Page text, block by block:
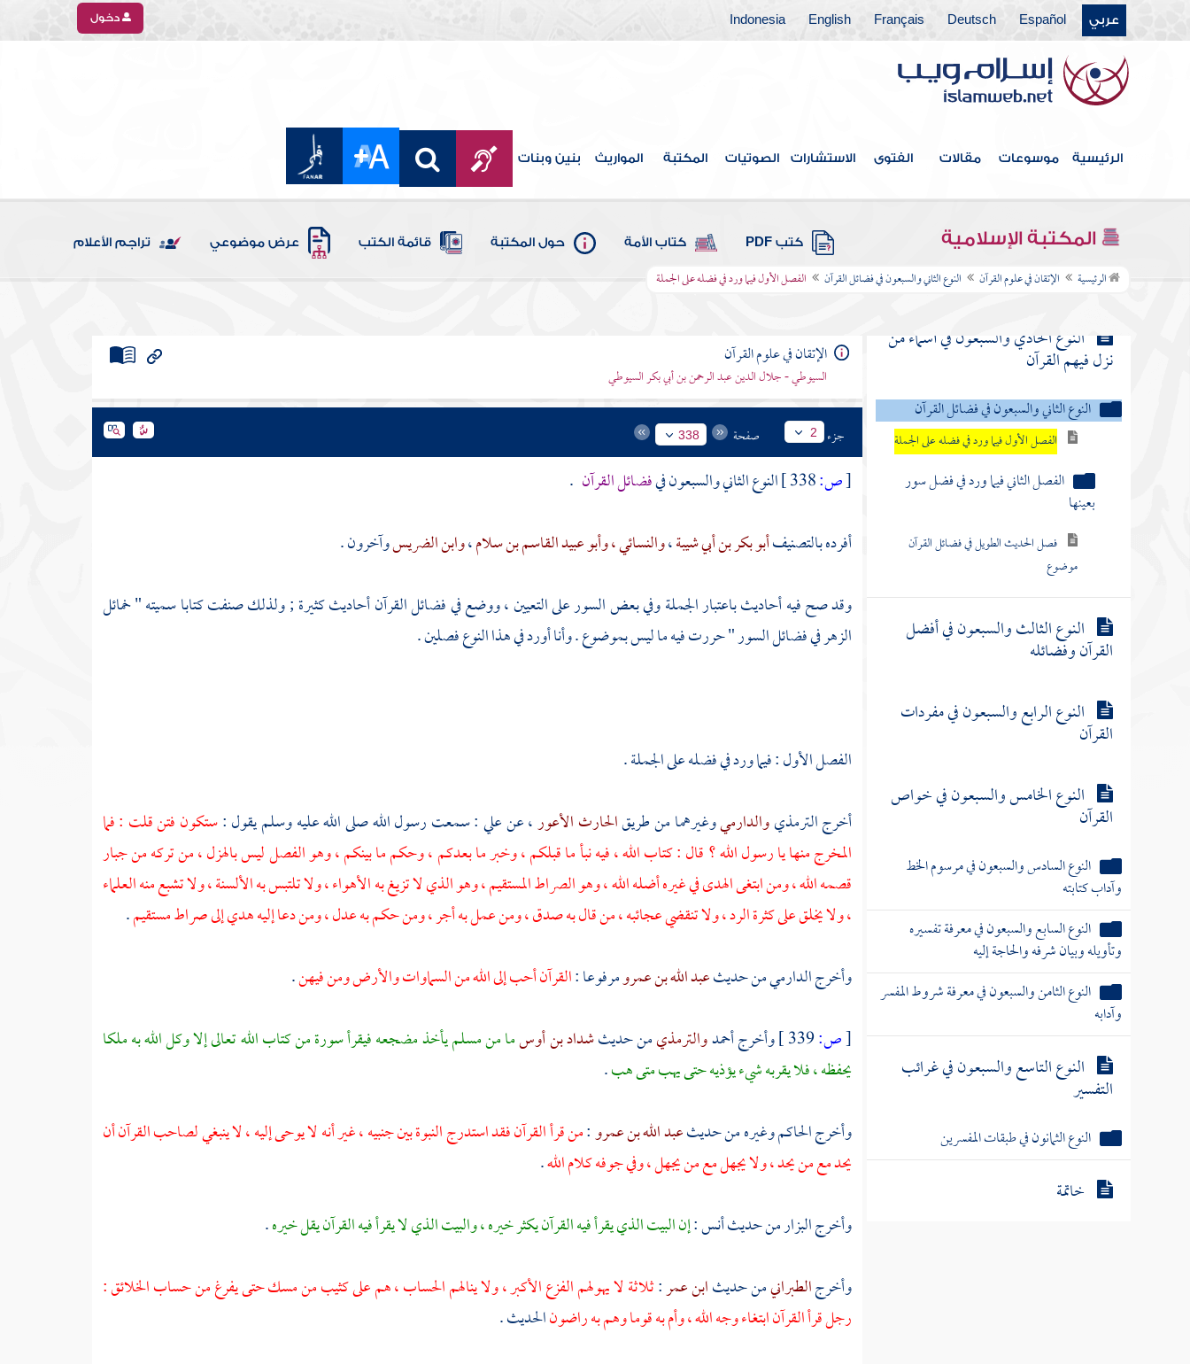
عربي Español
Deutsch
Français
English
Indonesia دخول
الرئيسية موسوعات مقالات الفتوى الاستشارات الصوتيات المكتبة المواريث بنين وبنات
المكتبة الإسلامية كتب PDF كتاب الأمة حول المكتبة قائمة الكتب عرض موضوعي تراجم الأعلام
الرئيسية الإتقان في علوم القرآن النوع الثاني والسبعون في فضائل القرآن الفصل الأول فيما ورد في فضله على الجملة
النوع السابع والستون في أقسام
القرآن
القرآن
القرآن من الأسماء والكنى والألقاب
النوع السبعون في المبهمات
النوع الحادي والسبعون في أسماء من
نزل فيهم القرآن
النوع الثاني والسبعون في فضائل القرآن
الفصل الأول فيما ورد في فضله على الجملة
الفصل الثاني فيما ورد في فضل سور
بعينها
فصل الحديث الطويل في فضائل القرآن
موضوع
النوع الثالث والسبعون في أفضل
القرآن وفضائله
النوع الرابع والسبعون في مفردات
القرآن
النوع الخامس والسبعون في خواص
القرآن
النوع السادس والسبعون في مرسوم الخط
وآداب كتابته
النوع السابع والسبعون في معرفة تفسيره
وتأويله وبيان شرفه والحاجة إليه
النوع الثامن والسبعون في معرفة شروط المفسر
وآدابه
النوع التاسع والسبعون في غرائب
التفسير
النوع الثمانون في طبقات المفسرين
خاتمة
الإتقان في علوم القرآن
السيوطي - جلال الدين عبد الرحمن بن أبي بكر السيوطي
جزء 2 صفحة 338
[ص: النوع الثاني والسبعون فيفضائل القرآن .
أفرده بالتصنيفأبو بكر بن أبي شيبة،والنسائي ،وأبو عبيد القاسم بن سلام،وابن الضريسوآخرون .
وقد صح فيه أحاديث باعتبار الجملة وفي بعض السور على التعيين ، ووضع في فضائل القرآن أحاديث كثيرة ; ولذلك صنفت كتابا سميته " خمائل
الزهر في فضائل السور " حررت فيه ما ليس بموضوع . وأنا أورد في هذا النوع فصلين .
الفصل الأول : فيما ورد في فضله على الجملة .
أخرجالترمذيوالدارميوغيرهما من طريقالحارث الأعور، عنعلي: سمعت رسول الله صلى الله عليه وسلم يقول :ستكون فتن قلت : فما
المخرج منها يا رسول الله ؟ قال : كتاب الله ، فيه نبأ ما قبلكم ، وخبر ما بعدكم ، وحكم ما بينكم ، وهو الفصل ليس بالهزل ، من تركه من جبار
قصمه الله ، ومن ابتغى الهدى في غيره أضله الله ، وهو الصراط المستقيم ، وهو الذي لا تزيغ به الأهواء ، ولا تلتبس به الألسنة ، ولا تشبع منه العلماء
، ولا يخلق على كثرة الرد ، ولا تنقضي عجائبه ، من قال به صدق ، ومن عمل به أجر ، ومن حكم به عدل ، ومن دعا إليه هدي إلى صراط مستقيم.
وأخرجالدارميمن حديثعبد الله بن عمرومرفوعا :القرآن أحب إلى الله من السماوات والأرض ومن فيهن.
[ص: وأخرجأحمدوالترمذيمن حديثشداد بن أوسما من مسلم يأخذ مضجعه فيقرأ سورة من كتاب الله تعالى إلا وكل الله به ملكا
يحفظه ، فلا يقربه شيء يؤذيه حتى يهب متى هب.
وأخرجالحاكموغيره من حديثعبد الله بن عمرو:من قرأ القرآن فقد استدرج النبوة بين جنبيه ، غير أنه لا يوحى إليه ، لا ينبغي لصاحب القرآن أن
يحد مع من يحد ، ولا يجهل مع من يجهل ، وفي جوفه كلام الله.
وأخرجالبزارمن حديثأنس:إن البيت الذي يقرأ فيه القرآن يكثر خيره ، والبيت الذي لا يقرأ فيه القرآن يقل خيره.
وأخرجالطبرانيمن حديثابن عمر:ثلاثة لا يهولهم الفزع الأكبر ، ولا ينالهم الحساب ، هم على كثيب من مسك حتى يفرغ من حساب الخلائق :
رجل قرأ القرآن ابتغاء وجه الله ، وأم به قوما وهم به راضونالحديث .